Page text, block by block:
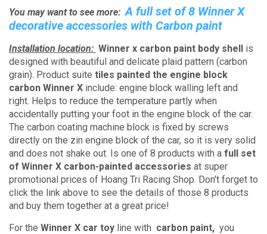
You may want to see more:A full set of 8 Winner X
decorative accessories with Carbon paint
Installation location: Winner x carbon paint body shell is
designed with beautiful and delicate plaid pattern (carbon
grain). Product suite tiles painted the engine block
carbon Winner X include: engine block walling left and
right. Helps to reduce the temperature partly when
accidentally putting your foot in the engine block of the car.
The carbon coating machine block is fixed by screws
directly on the zin engine block of the car, so it is very solid
and does not shake out. Is one of 8 products with a full set
of Winner X carbon-painted accessories at super
promotional prices of Hoang Tri Racing Shop. Don't forget to
click the link above to see the details of those 8 products
and buy them together at a great price!
For the Winner X car toy line with carbon paint, you